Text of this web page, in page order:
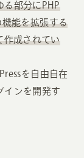
る部分にPHP
能を拡張する
作成されてい
を自由自在
インを開発す